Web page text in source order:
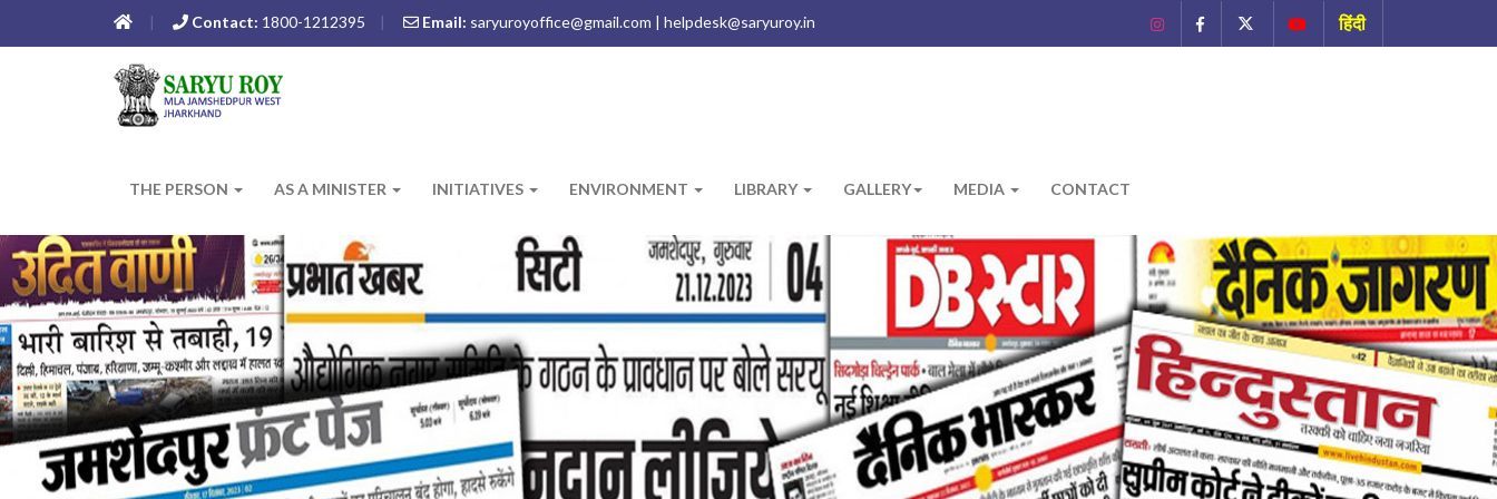
Contact: 1800-1212395 Email: saryuroyoffice@gmail.com | helpdesk@saryuroy.in हिंदी
THE PERSON AS A MINISTER INITIATIVES ENVIRONMENT LIBRARY GALLERY MEDIA CONTACT